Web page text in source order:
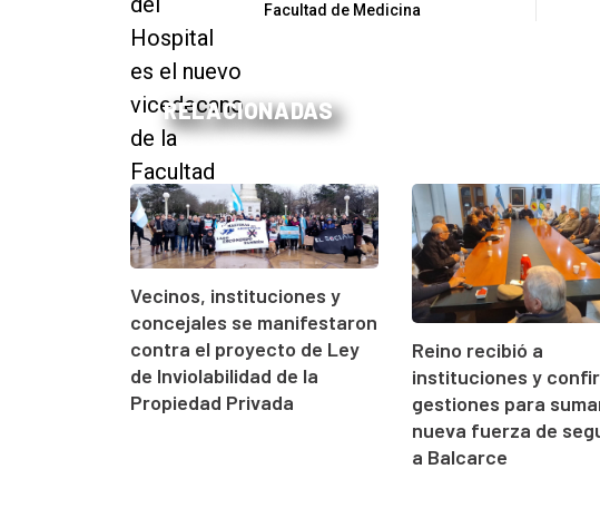
Facultad de Medicina
RELACIONADAS
Vecinos, instituciones y
concejales se manifestaron
contra el proyecto de Ley
de Inviolabilidad de la
Propiedad Privada
Reino recibió a
instituciones y
gestiones para
nueva fuerza de
a Balcarce